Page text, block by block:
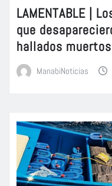
LAMENTABLE |
que
hallados
ManabiNoticias